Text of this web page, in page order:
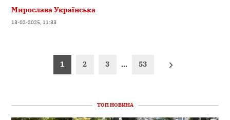
Мирослава Українська
13-02-2025, 11:33
1 2 3 … 53
ТОП НОВИНА